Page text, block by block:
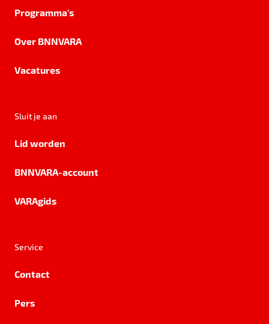
Programma's
Over BNNVARA
Vacatures
Sluit je aan
Lid worden
BNNVARA-account
VARAgids
Service
Contact
Pers